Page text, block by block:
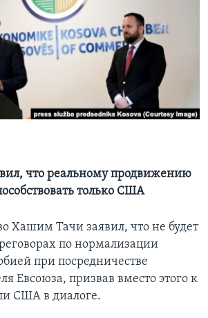
что реальному продвижению
только США
Хашим Тачи заявил, что не будет
по нормализации
при посредничестве
Евсоюза, призвав вместо этого к
США в диалоге.